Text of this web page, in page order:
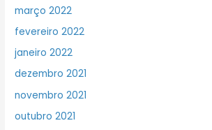
março 2022
fevereiro 2022
janeiro 2022
dezembro 2021
novembro 2021
outubro 2021